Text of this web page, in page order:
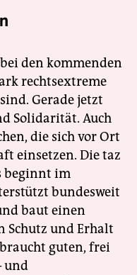
den kommenden
rechtsextreme
Gerade jetzt
Solidarität. Auch
die sich vor Ort
einsetzen. Die taz
beginnt im
bundesweit
baut einen
Schutz und Erhalt
guten, frei
und